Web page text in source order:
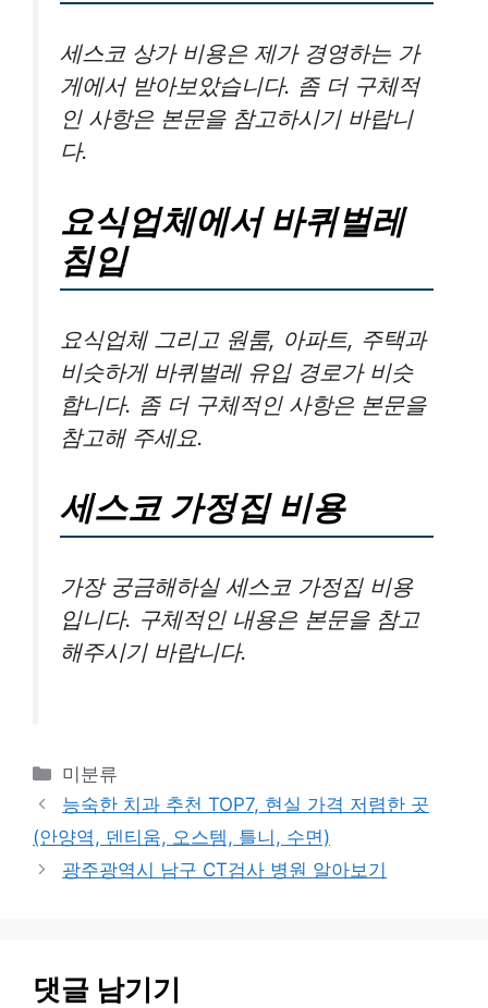
세스코 상가 비용은 제가 경영하는 가
게에서 받아보았습니다. 좀 더 구체적
인 사항은 본문을 참고하시기 바랍니
다.
요식업체에서 바퀴벌레
침입
요식업체 그리고 원룸, 아파트, 주택과
비슷하게 바퀴벌레 유입 경로가 비슷
합니다. 좀 더 구체적인 사항은 본문을
참고해 주세요.
세스코 가정집 비용
가장 궁금해하실 세스코 가정집 비용
입니다. 구체적인 내용은 본문을 참고
해주시기 바랍니다.
카
테
고
미분류
능숙한 치과 추천 TOP7, 현실 가격 저렴한 곳
(안양역, 덴티움, 오스템, 틀니, 수면)
광주광역시 남구 CT검사 병원 알아보기
댓글 남기기